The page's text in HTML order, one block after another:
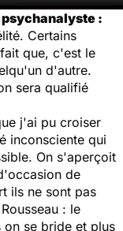
psychanalyste :
Certains
que, c'est le
d'autre.
sera qualifié
j'ai pu croiser
inconsciente qui
On s'aperçoit
de
ils ne sont pas
: le
se bride et plus